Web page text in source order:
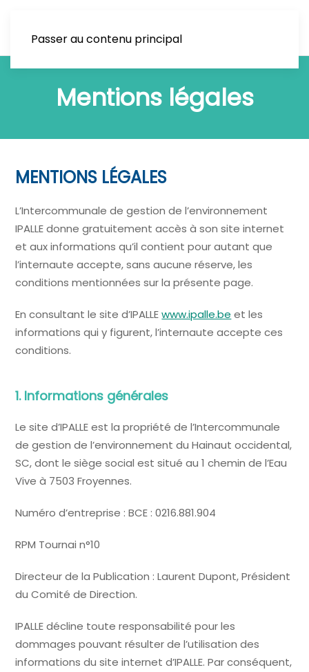
Passer au contenu principal
Mentions légales
MENTIONS LÉGALES
L’Intercommunale de gestion de l’environnement
IPALLE donne gratuitement accès à son site internet
et aux informations qu’il contient pour autant que
l’internaute accepte, sans aucune réserve, les
conditions mentionnées sur la présente page.
En consultant le site d’IPALLEwww.ipalle.be et les
informations qui y figurent, l’internaute accepte ces
conditions.
1. Informations générales
Le site d’IPALLE est la propriété de l’Intercommunale
de gestion de l’environnement du Hainaut occidental,
SC, dont le siège social est situé au 1 chemin de l’Eau
Vive à 7503 Froyennes.
Numéro d’entreprise : BCE : 0216.881.904
RPM Tournai n°10
Directeur de la Publication : Laurent Dupont, Président
du Comité de Direction.
IPALLE décline toute responsabilité pour les
dommages pouvant résulter de l’utilisation des
informations du site internet d’IPALLE. Par conséquent,